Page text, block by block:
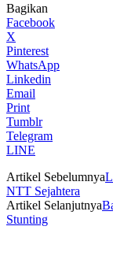
Bagikan
Facebook
X
Pinterest
WhatsApp
Linkedin
Email
Print
Tumblr
Telegram
LINE
Artikel Sebelumnya
NTT Sejahtera
Artikel Selanjutnya
Stunting